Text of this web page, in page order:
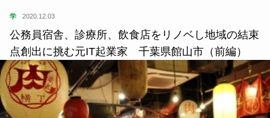
学 2020.12.03
公務員宿舎、診療所、飲食店をリノベし地域の結束
点創出に挑む元IT起業家 千葉県館山市（前編）